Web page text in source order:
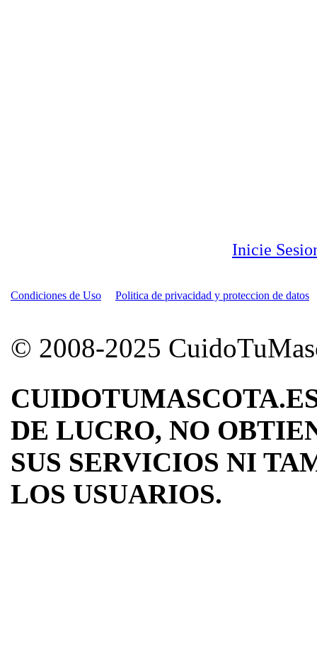
Inicie
Condiciones de Uso Politica de privacidad y proteccion de datos
© 2008-2025
DE LUCRO, NO
SUS SERVICIOS NI
LOS USUARIOS.